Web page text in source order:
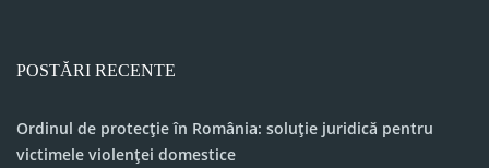
POSTĂRI RECENTE
Ordinul de protecție în România: soluție juridică pentru
victimele violenței domestice